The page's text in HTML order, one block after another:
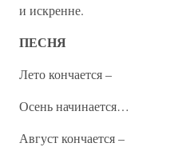
и искренне.
ПЕСНЯ
Лето кончается –
Осень начинается…
Август кончается –